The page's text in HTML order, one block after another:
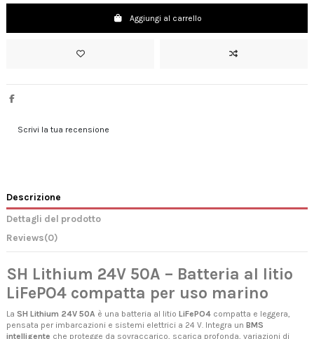
Aggiungi al carrello
Scrivi la tua recensione
Descrizione
Dettagli del prodotto
Reviews(0)
SH Lithium 24V 50A – Batteria al litio
LiFePO4 compatta per uso marino
La SH Lithium 24V 50A è una batteria al litio LiFePO4 compatta e leggera,
pensata per imbarcazioni e sistemi elettrici a 24 V. Integra un BMS
intelligente che protegge da sovraccarico, scarica profonda, variazioni di